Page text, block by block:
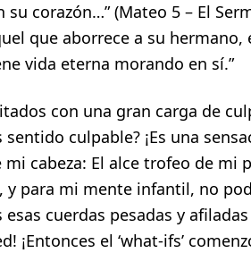
corazón…” (Mateo 5 – El
que aborrece a su hermano,
vida eterna morando en sí.”
con una gran carga de
culpable? ¡Es una
cabeza: El alce trofeo de mi
y para mi mente infantil, no
cuerdas pesadas y
¡Entonces el ‘what-ifs’